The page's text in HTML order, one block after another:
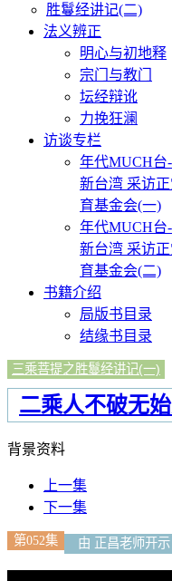
胜鬘经讲记(二)
法义辨正
明心与初地释
宗门与教门
坛经辩讹
力挽狂澜
访谈专栏
年代MUCH台
新台湾 采访
育基金会(一)
年代MUCH台
新台湾 采访
育基金会(二)
书籍介绍
局版书目录
结缘书目录
三乘菩提之胜鬘经讲记(一)
二乘人不破无
背景资料
上一集
下一集
第052集 由 正昌老师开示